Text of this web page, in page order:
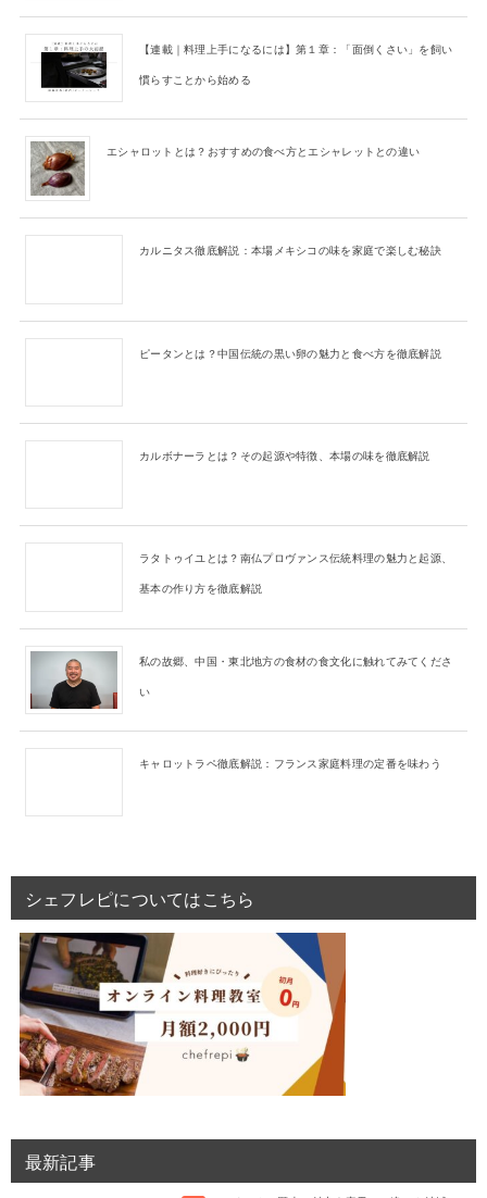
【連載｜料理上手になるには】第１章：「面倒くさい」を飼い
慣らすことから始める
エシャロットとは？おすすめの食べ方とエシャレットとの違い
カルニタス徹底解説：本場メキシコの味を家庭で楽しむ秘訣
ピータンとは？中国伝統の黒い卵の魅力と食べ方を徹底解説
カルボナーラとは？その起源や特徴、本場の味を徹底解説
ラタトゥイユとは？南仏プロヴァンス伝統料理の魅力と起源、
基本の作り方を徹底解説
私の故郷、中国・東北地方の食材の食文化に触れてみてくださ
い
キャロットラペ徹底解説：フランス家庭料理の定番を味わう
シェフレピについてはこちら
最新記事